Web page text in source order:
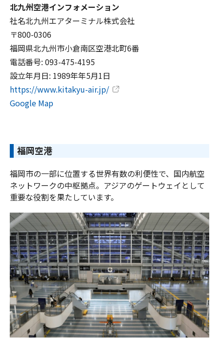
北九州空港インフォメーション
社名北九州エアターミナル株式会社
〒800-0306
福岡県北九州市小倉南区空港北町6番
電話番号: 093-475-4195
設立年月日: 1989年年5月1日
https://www.kitakyu-air.jp/
Google Map
福岡空港
福岡市の一部に位置する世界有数の利便性で、国内航空
ネットワークの中枢拠点。アジアのゲートウェイとして
重要な役割を果たしています。